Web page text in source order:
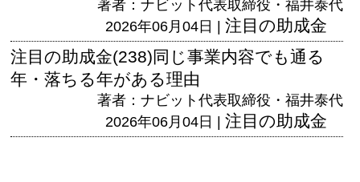
著者：ナビット代表取締役・福井泰代
2026年06月04日 | 注目の助成金
注目の助成金(238)同じ事業内容でも通る
年・落ちる年がある理由
著者：ナビット代表取締役・福井泰代
2026年06月04日 | 注目の助成金